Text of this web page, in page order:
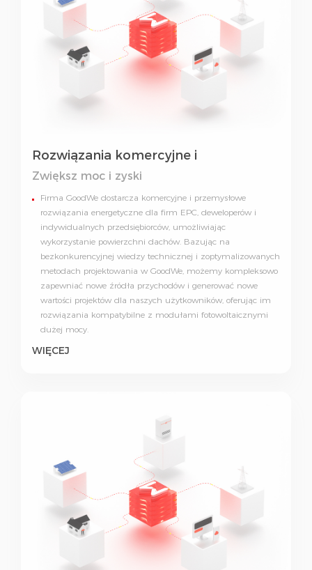
Rozwiązania komercyjne i
przemysłowe
Zwiększ moc i zyski
Firma GoodWe dostarcza komercyjne i przemysłowe
rozwiązania energetyczne dla firm EPC, deweloperów i
indywidualnych przedsiębiorców, umożliwiając
wykorzystanie powierzchni dachów. Bazując na
bezkonkurencyjnej wiedzy technicznej i zoptymalizowanych
metodach projektowania w GoodWe, możemy kompleksowo
zapewniać nowe źródła przychodów i generować nowe
wartości projektów dla naszych użytkowników, oferując im
rozwiązania kompatybilne z modułami fotowoltaicznymi
dużej mocy.
WIĘCEJ